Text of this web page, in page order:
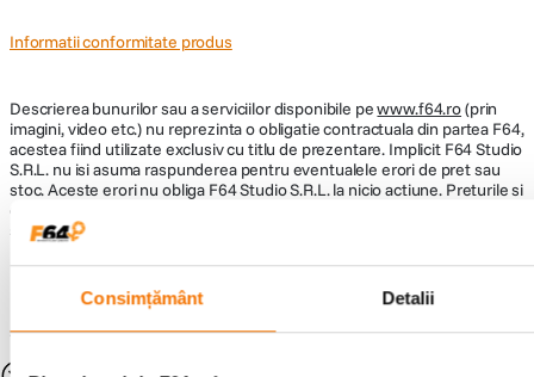
Consimțământ Detalii
Informatii conformitate produs
Descrierea bunurilor sau a serviciilor disponibile pewww.f64.ro(prin
imagini, video etc.) nu reprezinta o obligatie contractuala din partea F64,
acestea fiind utilizate exclusiv cu titlu de prezentare. Implicit F64 Studio
S.R.L. nu isi asuma raspunderea pentru eventualele erori de pret sau
stoc. Aceste erori nu obliga F64 Studio S.R.L. la nicio actiune. Preturile si
disponibilitatea produselor comercializate de catre F64 Studio SRL pot
suferi modificari ulterioare, acest lucru fiind influentat de factori externi
produselor pe stocul acestora. De asemenea, F64 Studio S.R.L. isi
rezerva dreptul de a corecta eventuale omisiuni sau erori in afisare care
pot surveni in urma unor greseli de dactilografiere, lipsa de acuratete
sau erori ale produselor software, fara a anunta in prealabil.